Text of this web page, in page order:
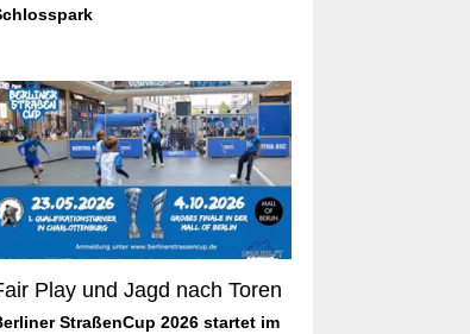
Play und Jagd nach Toren
StraßenCup 2026 startet im